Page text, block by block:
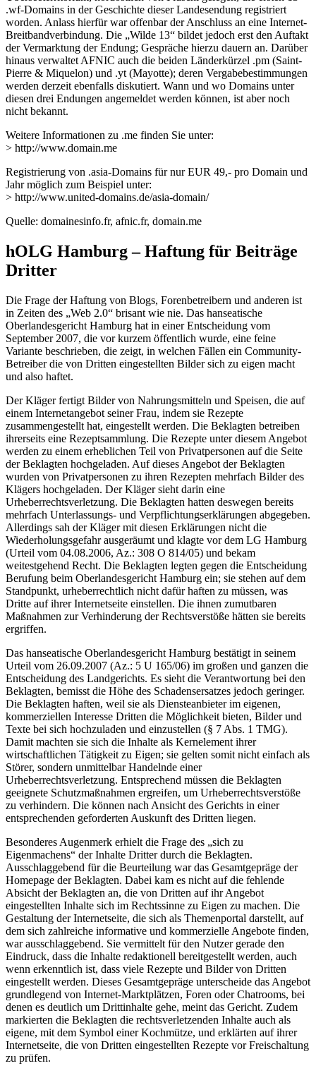
.wf-Domains in der Geschichte dieser Landesendung registriert
worden. Anlass hierfür war offenbar der Anschluss an eine Internet-
Breitbandverbindung. Die „Wilde 13“ bildet jedoch erst den Auftakt
der Vermarktung der Endung; Gespräche hierzu dauern an. Darüber
hinaus verwaltet AFNIC auch die beiden Länderkürzel .pm (Saint-
Pierre & Miquelon) und .yt (Mayotte); deren Vergabebestimmungen
werden derzeit ebenfalls diskutiert. Wann und wo Domains unter
diesen drei Endungen angemeldet werden können, ist aber noch
nicht bekannt.
Weitere Informationen zu .me finden Sie unter:
> http://www.domain.me
Registrierung von .asia-Domains für nur EUR 49,- pro Domain und
Jahr möglich zum Beispiel unter:
> http://www.united-domains.de/asia-domain/
Quelle: domainesinfo.fr, afnic.fr, domain.me
hOLG Hamburg – Haftung für Beiträge
Dritter
Die Frage der Haftung von Blogs, Forenbetreibern und anderen ist
in Zeiten des „Web 2.0“ brisant wie nie. Das hanseatische
Oberlandesgericht Hamburg hat in einer Entscheidung vom
September 2007, die vor kurzem öffentlich wurde, eine feine
Variante beschrieben, die zeigt, in welchen Fällen ein Community-
Betreiber die von Dritten eingestellten Bilder sich zu eigen macht
und also haftet.
Der Kläger fertigt Bilder von Nahrungsmitteln und Speisen, die auf
einem Internetangebot seiner Frau, indem sie Rezepte
zusammengestellt hat, eingestellt werden. Die Beklagten betreiben
ihrerseits eine Rezeptsammlung. Die Rezepte unter diesem Angebot
werden zu einem erheblichen Teil von Privatpersonen auf die Seite
der Beklagten hochgeladen. Auf dieses Angebot der Beklagten
wurden von Privatpersonen zu ihren Rezepten mehrfach Bilder des
Klägers hochgeladen. Der Kläger sieht darin eine
Urheberrechtsverletzung. Die Beklagten hatten deswegen bereits
mehrfach Unterlassungs- und Verpflichtungserklärungen abgegeben.
Allerdings sah der Kläger mit diesen Erklärungen nicht die
Wiederholungsgefahr ausgeräumt und klagte vor dem LG Hamburg
(Urteil vom 04.08.2006, Az.: 308 O 814/05) und bekam
weitestgehend Recht. Die Beklagten legten gegen die Entscheidung
Berufung beim Oberlandesgericht Hamburg ein; sie stehen auf dem
Standpunkt, urheberrechtlich nicht dafür haften zu müssen, was
Dritte auf ihrer Internetseite einstellen. Die ihnen zumutbaren
Maßnahmen zur Verhinderung der Rechtsverstöße hätten sie bereits
ergriffen.
Das hanseatische Oberlandesgericht Hamburg bestätigt in seinem
Urteil vom 26.09.2007 (Az.: 5 U 165/06) im großen und ganzen die
Entscheidung des Landgerichts. Es sieht die Verantwortung bei den
Beklagten, bemisst die Höhe des Schadensersatzes jedoch geringer.
Die Beklagten haften, weil sie als Diensteanbieter im eigenen,
kommerziellen Interesse Dritten die Möglichkeit bieten, Bilder und
Texte bei sich hochzuladen und einzustellen (§ 7 Abs. 1 TMG).
Damit machten sie sich die Inhalte als Kernelement ihrer
wirtschaftlichen Tätigkeit zu Eigen; sie gelten somit nicht einfach als
Störer, sondern unmittelbar Handelnde einer
Urheberrechtsverletzung. Entsprechend müssen die Beklagten
geeignete Schutzmaßnahmen ergreifen, um Urheberrechtsverstöße
zu verhindern. Die können nach Ansicht des Gerichts in einer
entsprechenden geforderten Auskunft des Dritten liegen.
Besonderes Augenmerk erhielt die Frage des „sich zu
Eigenmachens“ der Inhalte Dritter durch die Beklagten.
Ausschlaggebend für die Beurteilung war das Gesamtgepräge der
Homepage der Beklagten. Dabei kam es nicht auf die fehlende
Absicht der Beklagten an, die von Dritten auf ihr Angebot
eingestellten Inhalte sich im Rechtssinne zu Eigen zu machen. Die
Gestaltung der Internetseite, die sich als Themenportal darstellt, auf
dem sich zahlreiche informative und kommerzielle Angebote finden,
war ausschlaggebend. Sie vermittelt für den Nutzer gerade den
Eindruck, dass die Inhalte redaktionell bereitgestellt werden, auch
wenn erkenntlich ist, dass viele Rezepte und Bilder von Dritten
eingestellt werden. Dieses Gesamtgepräge unterscheide das Angebot
grundlegend von Internet-Marktplätzen, Foren oder Chatrooms, bei
denen es deutlich um Drittinhalte gehe, meint das Gericht. Zudem
markierten die Beklagten die rechtsverletzenden Inhalte auch als
eigene, mit dem Symbol einer Kochmütze, und erklärten auf ihrer
Internetseite, die von Dritten eingestellten Rezepte vor Freischaltung
zu prüfen.